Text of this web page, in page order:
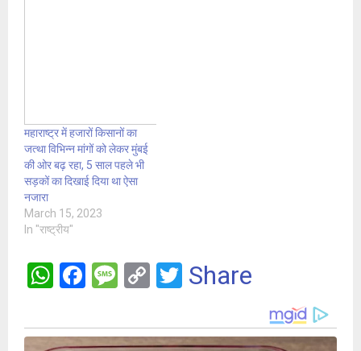
महाराष्ट्र में हजारों किसानों का
जत्था विभिन्न मांगों को लेकर मुंबई
की ओर बढ़ रहा, 5 साल पहले भी
सड़कों का दिखाई दिया था ऐसा
नजारा
March 15, 2023
In "राष्ट्रीय"
W
at
F
ce
M
s
C
py
T
tt
Share